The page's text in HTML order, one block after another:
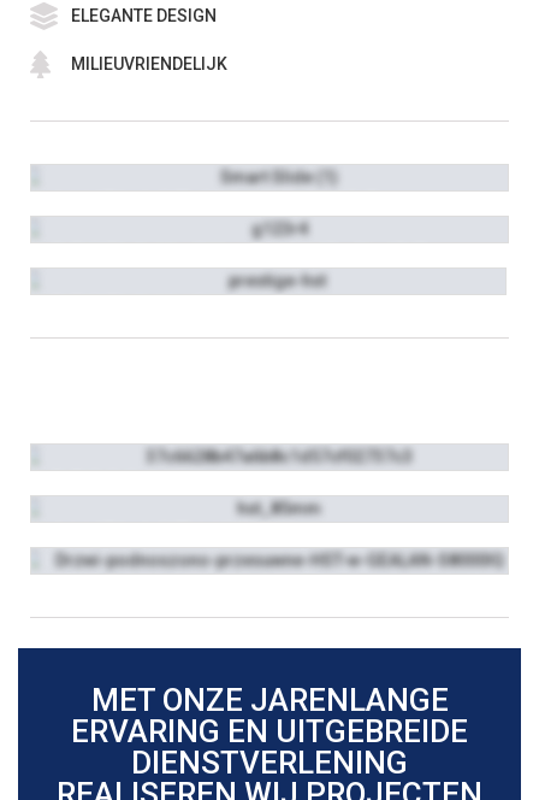
ELEGANTE DESIGN
MILIEUVRIENDELIJK
MET ONZE JARENLANGE
ERVARING EN UITGEBREIDE
DIENSTVERLENING